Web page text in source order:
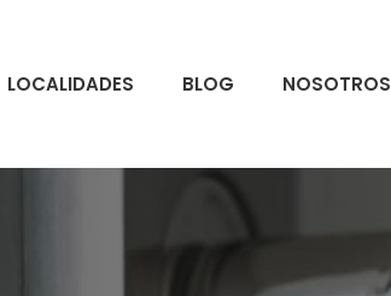
LOCALIDADES BLOG NOSOTROS